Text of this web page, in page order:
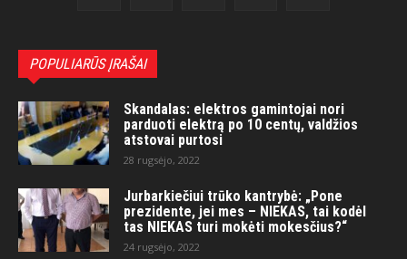
POPULIARŪS ĮRAŠAI
Skandalas: elektros gamintojai nori
parduoti elektrą po 10 centų, valdžios
atstovai purtosi
28 rugsėjo, 2022
Jurbarkiečiui trūko kantrybė: „Pone
prezidente, jei mes – NIEKAS, tai kodėl
tas NIEKAS turi mokėti mokesčius?“
24 rugsėjo, 2022